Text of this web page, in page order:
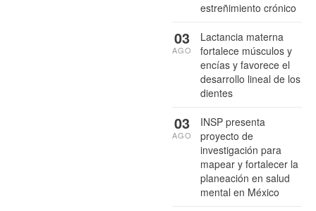
estreñimiento crónico
Lactancia materna
fortalece músculos y
encías y favorece el
desarrollo lineal de los
dientes
03
AGO
INSP presenta
proyecto de
investigación para
mapear y fortalecer la
planeación en salud
mental en México
03
AGO